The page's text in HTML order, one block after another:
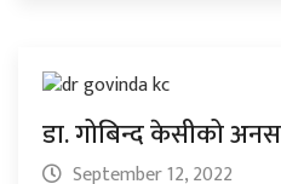
डा. गोबिन्द केसीको
September 12, 2022